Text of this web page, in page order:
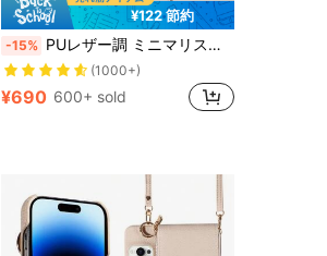
¥122 節約
-15% PUレザー調 ミニマリスト ランヤード スタイル 無地 レザー カードホルダー リッチグレイン ファッショナブル 1個入り ミニマリスト PU レザー ランヤード カードホルダー フォンケース Apple 17 Air 16 16E 15 14 Plus 13 12 11 Pro Max, 10 9 Pro XL 8 7 6 9A 8A 7A 6A, Galaxy A15 A16 A25 A36 A56 A73 A06 A03 A03S A04S A81 A12 A13 A14 A22 A23 A24 A32 A52 A71 4G A34 A42 A53 A54 5G A21 A21S 2020 Note 20 10 Lite S20 S21 FE S22 S23 S24 S25 S26 Plus Ultra, 11 Lite 12 12X, 人工皮革 保護カバー 誕生日 記念日 プレゼント 春 イースター パーティー お母さんへのギフト
(1000+)
¥690 600+ sold